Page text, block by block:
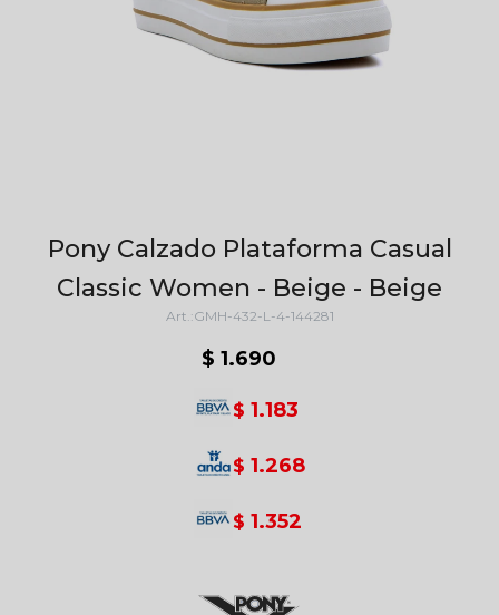
Pony Calzado Plataforma Casual
Classic Women - Beige - Beige
GMH-432-L-4-144281
$ 1.690
$ 1.183
$ 1.268
$ 1.352